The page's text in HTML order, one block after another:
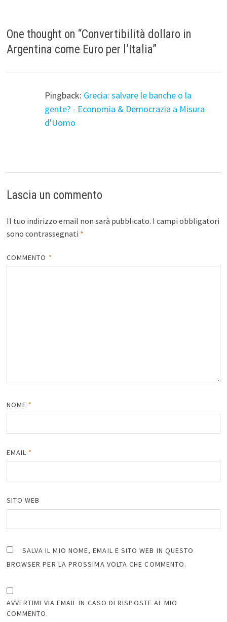
One thought on “Convertibilità dollaro in
Argentina come Euro per l’Italia”
Pingback: Grecia: salvare le banche o la
gente? - Economia & Democrazia a Misura
d'Uomo
Lascia un commento
Il tuo indirizzo email non sarà pubblicato. I campi obbligatori
sono contrassegnati *
COMMENTO *
NOME *
EMAIL *
SITO WEB
SALVA IL MIO NOME, EMAIL E SITO WEB IN QUESTO
BROWSER PER LA PROSSIMA VOLTA CHE COMMENTO.
AVVERTIMI VIA EMAIL IN CASO DI RISPOSTE AL MIO
COMMENTO.